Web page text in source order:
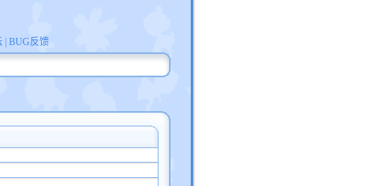
| BUG反馈